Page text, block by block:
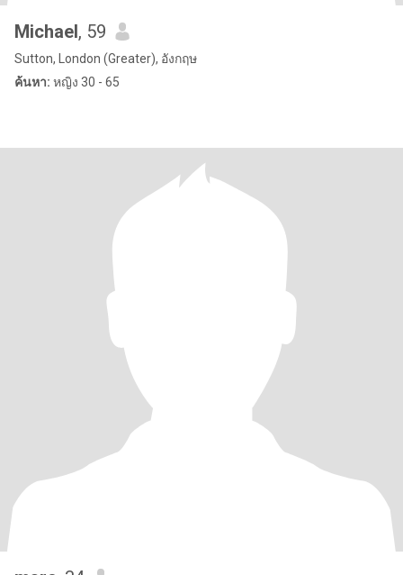
Michael, 59
Sutton, London (Greater), อังกฤษ
ค้นหา: หญิง 30 - 65